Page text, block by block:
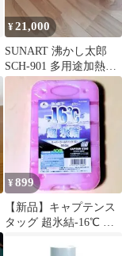
¥21,000
SUNART 沸かし太郎
SCH-901 多用途加熱保
温ヒーター
¥899
【新品】キャプテンス
タッグ 超氷結-16℃ 強